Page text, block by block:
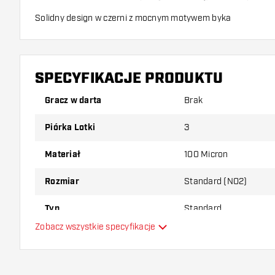
Solidny design w czerni z mocnym motywem byka
Dzięki wyrazistemu czarnemu wzorowi i mocnemu obrazowi
SPECYFIKACJE PRODUKTU
Gracz w darta Brak
Piórka Lotki 3
Materiał 100 Micron
Rozmiar Standard (NO2)
Typ Standard
Zobacz wszystkie specyfikacje